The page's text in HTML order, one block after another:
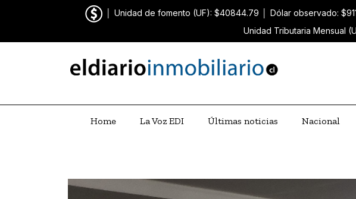
Unidad de fomento (UF): $40844.79 Dólar observado:
Unidad Tributaria Mensual
Home La Voz EDI Últimas noticias Nacional